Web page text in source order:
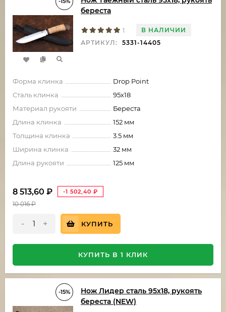
береста
1
В НАЛИЧИИ
АРТИКУЛ:
5331-14405
Форма клинка
Drop Point
Сталь клинка
95х18
Материал рукояти
Береста
Длина клинка
152 мм
Толщина клинка
3.5 мм
Ширина клинка
32 мм
Длина рукояти
125 мм
8 513,60 ₽ -1 502,40 ₽
10 016₽
- + КУПИТЬ
КУПИТЬ В 1 КЛИК
-15%
Нож Лидер сталь 95х18, рукоять
береста (NEW)